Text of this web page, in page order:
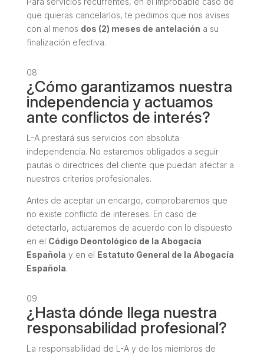
que quieras cancelarlos, te pedimos que nos avises
con al menos dos (2) meses de antelación a su
finalización efectiva.
08
¿Cómo garantizamos nuestra
independencia y actuamos
ante conflictos de interés?
L-A prestará sus servicios con absoluta
independencia. No estaremos obligados a seguir
pautas o directrices del cliente que puedan afectar a
nuestros criterios profesionales.
Antes de aceptar un encargo, comprobaremos que
no existe conflicto de intereses. En caso de
detectarlo, actuaremos de acuerdo con lo dispuesto
en el Código Deontológico de la Abogacía
Española y en el Estatuto General de la Abogacía
Española.
09
¿Hasta dónde llega nuestra
responsabilidad profesional?
La responsabilidad de L-A y de los miembros de